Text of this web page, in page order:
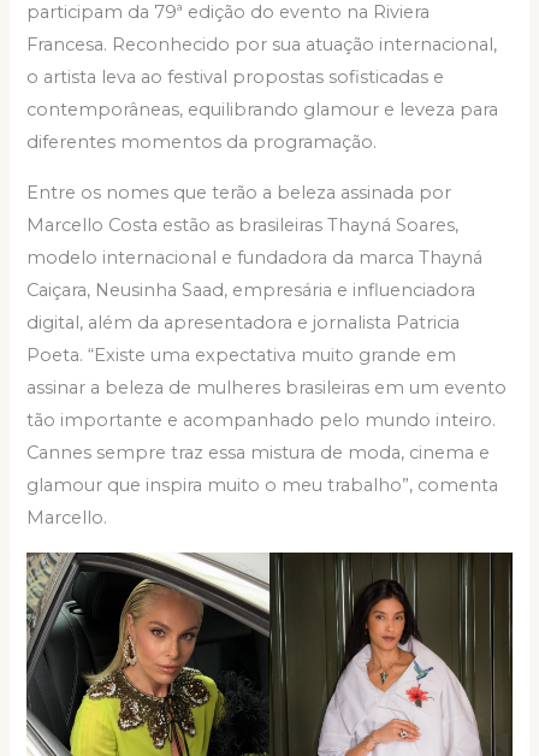
participam da 79ª edição do evento na Riviera
Francesa. Reconhecido por sua atuação internacional,
o artista leva ao festival propostas sofisticadas e
contemporâneas, equilibrando glamour e leveza para
diferentes momentos da programação.
Entre os nomes que terão a beleza assinada por
Marcello Costa estão as brasileiras Thayná Soares,
modelo internacional e fundadora da marca Thayná
Caiçara, Neusinha Saad, empresária e influenciadora
digital, além da apresentadora e jornalista Patricia
Poeta. “Existe uma expectativa muito grande em
assinar a beleza de mulheres brasileiras em um evento
tão importante e acompanhado pelo mundo inteiro.
Cannes sempre traz essa mistura de moda, cinema e
glamour que inspira muito o meu trabalho”, comenta
Marcello.